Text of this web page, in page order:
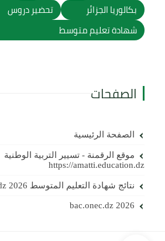
بكالوريا الجزائر
تحضير دروس
شهادة تعليم متوسط
الصفحات
الصفحة الرئيسية
موقع الرقمنة - تسيير التربية الوطنية
https://amatti.education.dz
نتائج شهادة التعليم المتوسط 2026 bem.onec.dz
bac.onec.dz 2026